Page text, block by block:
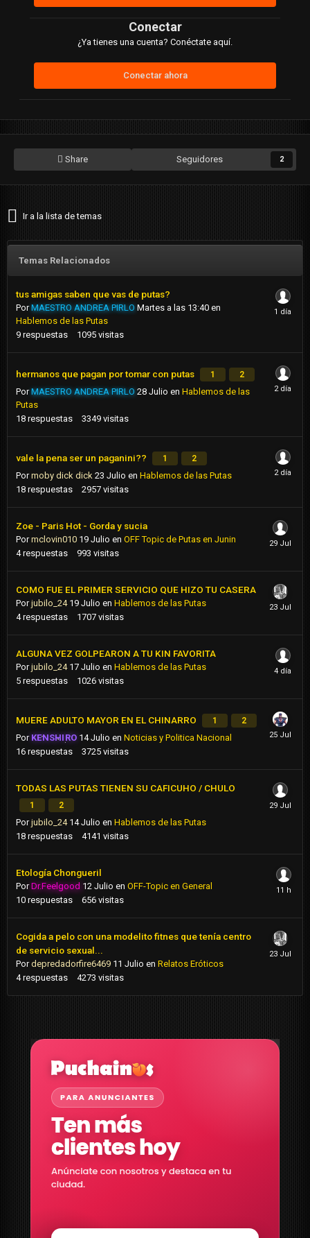
Conectar
¿Ya tienes una cuenta? Conéctate aquí.
Conectar ahora
Share Seguidores 2
Ir a la lista de temas
Temas Relacionados
tus amigas saben que vas de putas?
PorMAESTRO ANDREA PIRLO Martes a las 13:40 en
Hablemos de las Putas
9 respuestas 1095 visitas
hermanos que pagan por tomar con putas 1 2
PorMAESTRO ANDREA PIRLO 28 Julio en Hablemos de las
Putas
18 respuestas 3349 visitas
vale la pena ser un paganini?? 1 2
Pormoby dick dick 23 Julio en Hablemos de las Putas
18 respuestas 2957 visitas
Zoe - Paris Hot - Gorda y sucia
Pormclovin010 19 Julio en OFF Topic de Putas en Junin
4 respuestas 993 visitas
COMO FUE EL PRIMER SERVICIO QUE HIZO TU CASERA
Porjubilo_24 19 Julio en Hablemos de las Putas
4 respuestas 1707 visitas
ALGUNA VEZ GOLPEARON A TU KIN FAVORITA
Porjubilo_24 17 Julio en Hablemos de las Putas
5 respuestas 1026 visitas
MUERE ADULTO MAYOR EN EL CHINARRO 1 2
Por KENSHIRO 14 Julio enNoticias y Politica Nacional
16 respuestas 3725 visitas
TODAS LAS PUTAS TIENEN SU CAFICUHO / CHULO
1 2
Porjubilo_24 14 Julio en Hablemos de las Putas
18 respuestas 4141 visitas
Etología Chongueril
PorDr.Feelgood 12 Julio en OFF-Topic en General
10 respuestas 656 visitas
Cogida a pelo con una modelito fitnes que tenía centro
de servicio sexual...
Pordepredadorfire6469 11 Julio en Relatos Eróticos
4 respuestas 4273 visitas